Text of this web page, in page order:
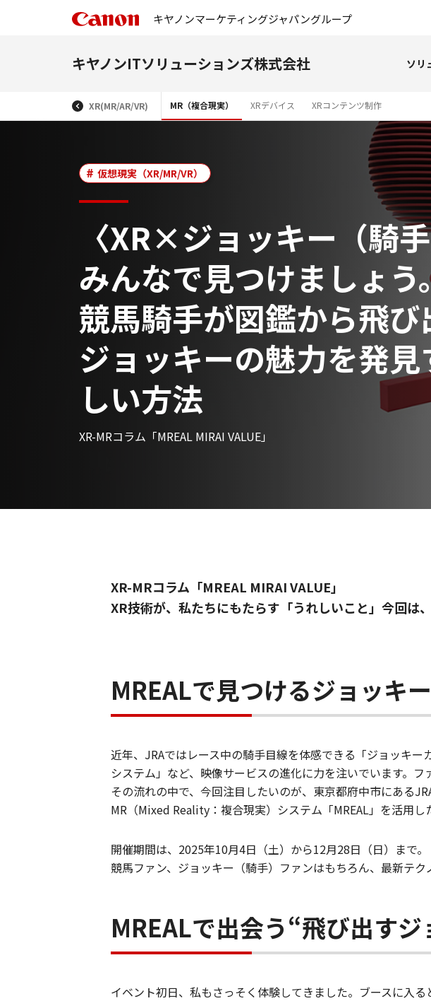
キヤノンマーケティングジャパングループ
キヤノンITソリューションズ株式会社 ソリ
XR(MR/AR/VR) MR（複合現実） XRデバイス XRコンテンツ制作
〈XR×ジョッキー（騎
みんなで見つけましょう
競馬騎手が図鑑から飛
ジョッキーの魅力を発
しい方法
XR-MRコラム「MREAL MIRAI VALUE」
仮想現実（XR/MR/VR）
XR-MRコラム「MREAL MIRAI VALUE」
XR技術が、私たちにもたらす「うれしいこと」今回は
MREALで見つけるジョッキ
近年、JRAではレース中の騎手目線を体感できる「ジョッキ
システム」など、映像サービスの進化に力を注いでいます。フ
その流れの中で、今回注目したいのが、東京都府中市にある
MR（Mixed Reality：複合現実）システム「MREAL」を活用し
開催期間は、2025年10月4日（土）から12月28日（日）まで。
競馬ファン、ジョッキー（騎手）ファンはもちろん、最新テ
MREALで出会う“飛び出す
イベント初日、私もさっそく体験してきました。ブースに入